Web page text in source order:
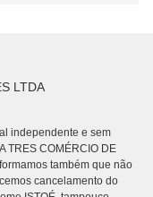
LTDA
independente e sem
TRES COMÉRCIO DE
também que não
cancelamento do